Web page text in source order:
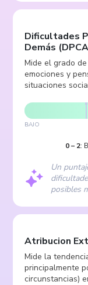
Dificultades
Demás (
Mide el grado
emociones y
situaciones
BAJO
0– 2:
Un
posibles
Atribucion
Mide la
principalmente
circunstancias)